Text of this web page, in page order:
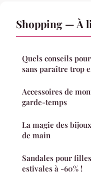
Shopping — À
Quels conseils
sans paraître trop
Accessoires de
garde-temps
La magie des
de main
Sandales pour
estivales à -60% !